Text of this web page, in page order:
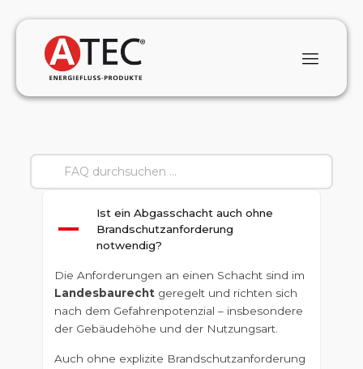
A
Ist ein Abgasschacht auch ohne
Brandschutzanforderung
notwendig?
Die Anforderungen an einen Schacht sind im
Landesbaurechtgeregelt und richten sich
nach dem Gefahrenpotenzial – insbesondere
der Gebäudehöhe und der Nutzungsart.
Auch ohne explizite Brandschutzanforderung